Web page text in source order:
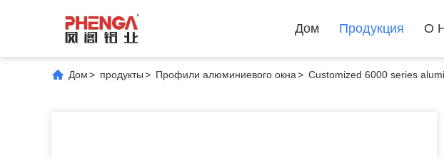
Дом Продукция О
Дом> продукты> Профили алюминиевого окна> Customized 6000 series